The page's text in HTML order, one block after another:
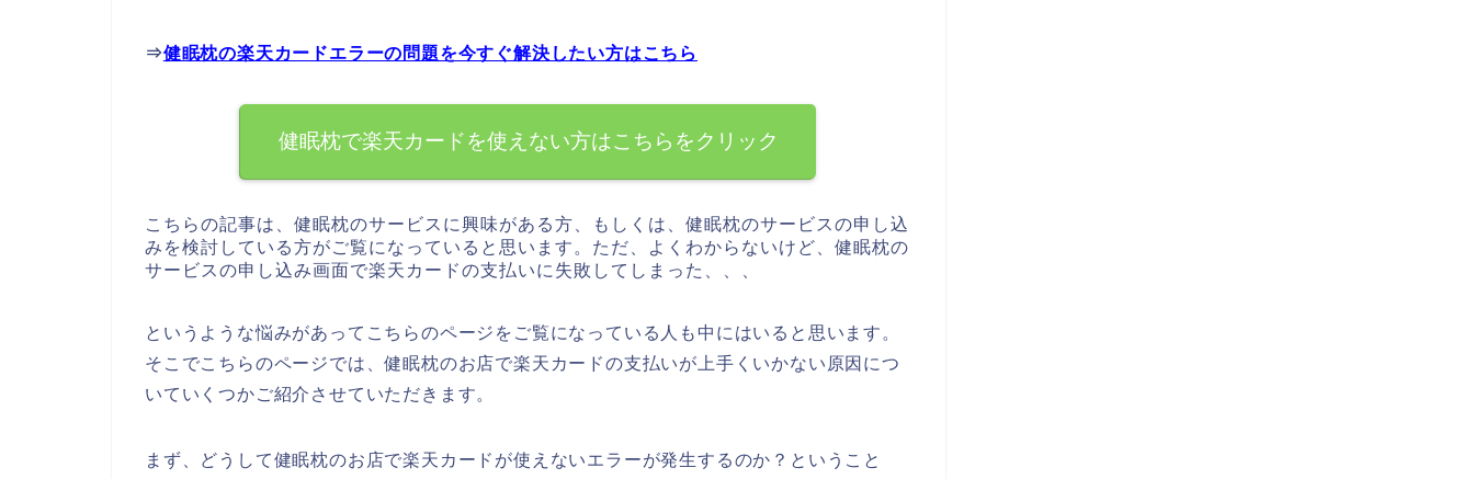
⇒健眠枕の楽天カードエラーの問題を今すぐ解決したい方はこちら
健眠枕で楽天カードを使えない方はこちらをクリック
こちらの記事は、健眠枕のサービスに興味がある方、もしくは、健眠枕のサービスの申し込
みを検討している方がご覧になっていると思います。ただ、よくわからないけど、健眠枕の
サービスの申し込み画面で楽天カードの支払いに失敗してしまった、、、
というような悩みがあってこちらのページをご覧になっている人も中にはいると思います。
そこでこちらのページでは、健眠枕のお店で楽天カードの支払いが上手くいかない原因につ
いていくつかご紹介させていただきます。
まず、どうして健眠枕のお店で楽天カードが使えないエラーが発生するのか？ということ